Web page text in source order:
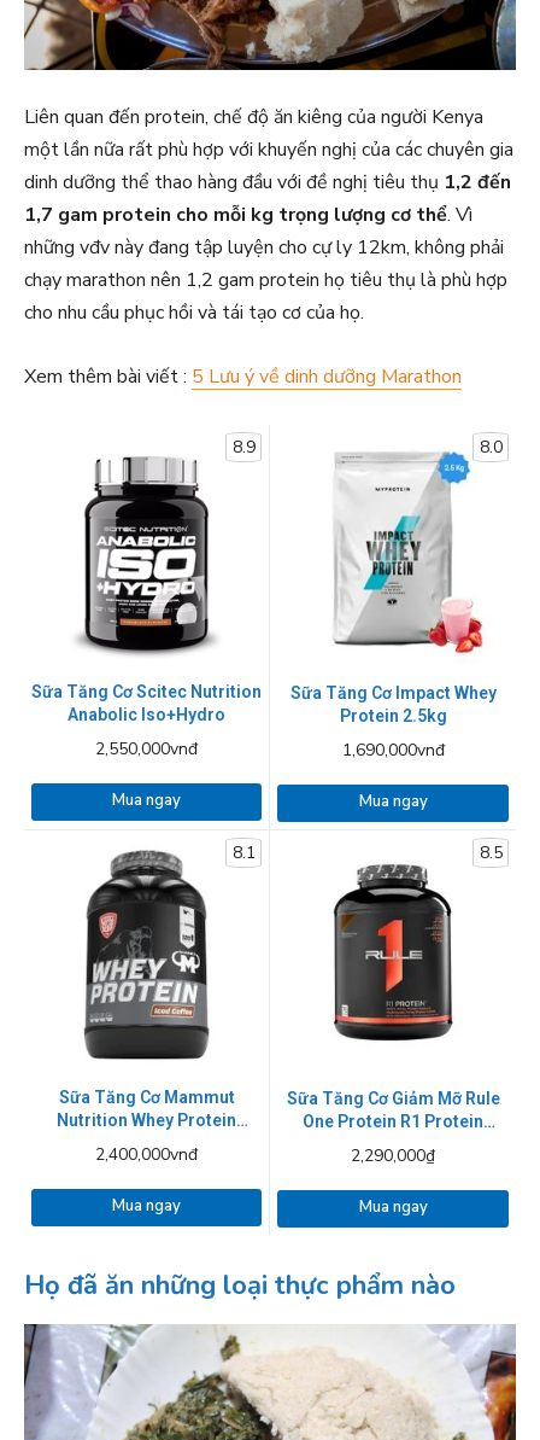
Liên quan đến protein, chế độ ăn kiêng của người Kenya
một lần nữa rất phù hợp với khuyến nghị của các chuyên gia
dinh dưỡng thể thao hàng đầu với đề nghị tiêu thụ 1,2 đến
1,7 gam protein cho mỗi kg trọng lượng cơ thể. Vì
những vđv này đang tập luyện cho cự ly 12km, không phải
chạy marathon nên 1,2 gam protein họ tiêu thụ là phù hợp
cho nhu cầu phục hồi và tái tạo cơ của họ.
Xem thêm bài viết : 5 Lưu ý về dinh dưỡng Marathon
8.9
Sữa Tăng Cơ Scitec Nutrition
Anabolic Iso+Hydro
2,550,000vnđ
Mua ngay
8.0
Sữa Tăng Cơ Impact Whey
Protein 2.5kg
1,690,000vnđ
Mua ngay
8.1
Sữa Tăng Cơ Mammut
Nutrition Whey Protein
2,400,000vnđ
Mua ngay
8.5
Sữa Tăng Cơ Giảm Mỡ Rule
One Protein R1 Protein
2,290,000₫
Mua ngay
Họ đã ăn những loại thực phẩm nào